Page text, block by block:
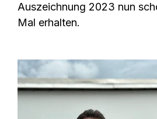
Auszeichnung 2023 nun
Mal erhalten.